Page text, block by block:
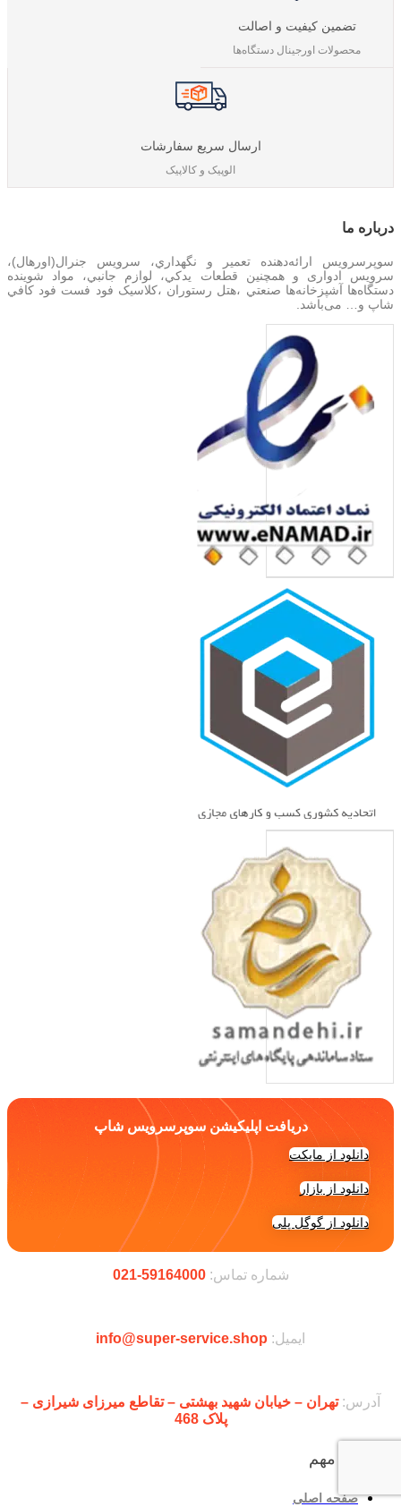
تضمین کیفیت و اصالت
محصولات اورجینال دستگاه‌ها
ارسال سریع سفارشات
الوپیک و کالاپیک
درباره‌ ما
سوپرسرویس ارائه‌دهنده تعمير و نگهداري، سرویس جنرال(اورهال)،
سرویس‌ ادواری و همچنین قطعات يدکي، لوازم جانبي، مواد شوینده
دستگاه‌ها آشپزخانه‌ها صنعتي ،هتل رستوران ،کلاسیک فود فست فود کافي
شاپ و… می‌باشد.
دریافت اپلیکیشن سوپرسرویس شاپ
دانلود از مایکت
دانلود از بازار
دانلود از گوگل پلی
شماره تماس:59164000-021
ایمیل: info@super-service.shop
آدرس:تهران – خیابان شهید بهشتی – تقاطع میرزای شیرازی –
پلاک 468
لینک‌های مهم
صفحه اصلی